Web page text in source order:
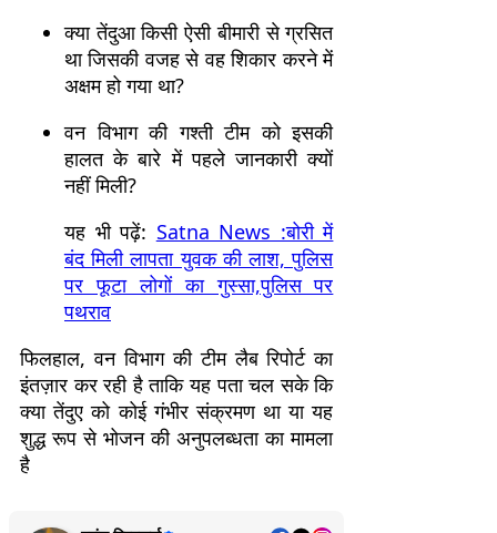
क्या तेंदुआ किसी ऐसी बीमारी से ग्रसित
था जिसकी वजह से वह शिकार करने में
अक्षम हो गया था?
वन विभाग की गश्ती टीम को इसकी
हालत के बारे में पहले जानकारी क्यों
नहीं मिली?
यह भी पढ़ें: Satna News :बोरी में
बंद मिली लापता युवक की लाश, पुलिस
पर फूटा लोगों का गुस्सा,पुलिस पर
पथराव
फिलहाल, वन विभाग की टीम लैब रिपोर्ट का
इंतज़ार कर रही है ताकि यह पता चल सके कि
क्या तेंदुए को कोई गंभीर संक्रमण था या यह
शुद्ध रूप से भोजन की अनुपलब्धता का मामला
है